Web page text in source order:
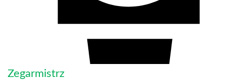
Zegarmistrz